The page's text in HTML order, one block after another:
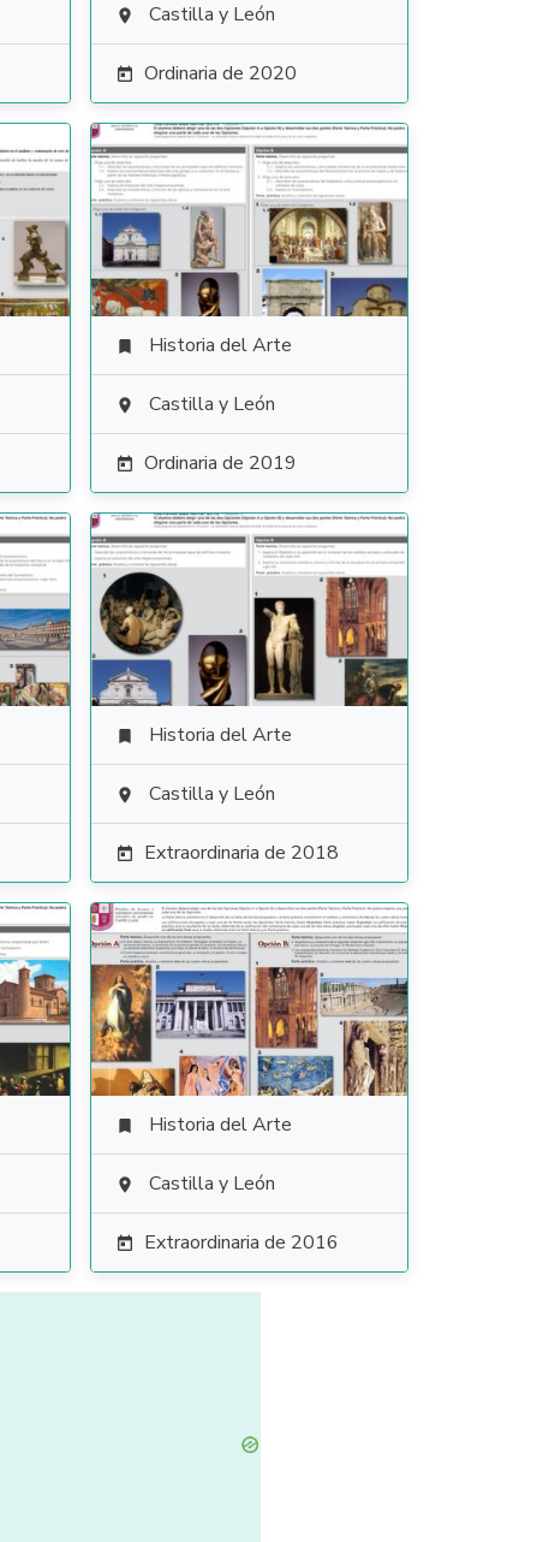
 Castilla y León
 Ordinaria de 2020
 Historia del Arte
 Castilla y León
 Ordinaria de 2019
 Historia del Arte
 Castilla y León
 Extraordinaria de 2018
 Historia del Arte
 Castilla y León
 Extraordinaria de 2016